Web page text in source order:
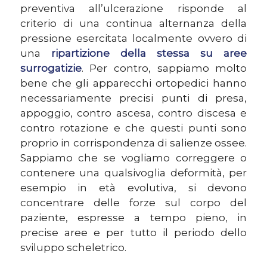
preventiva all’ulcerazione risponde al
criterio di una continua alternanza della
pressione esercitata localmente ovvero di
una ripartizione della stessa su aree
surrogatizie. Per contro, sappiamo molto
bene che gli apparecchi ortopedici hanno
necessariamente precisi punti di presa,
appoggio, contro ascesa, contro discesa e
contro rotazione e che questi punti sono
proprio in corrispondenza di salienze ossee.
Sappiamo che se vogliamo correggere o
contenere una qualsivoglia deformità, per
esempio in età evolutiva, si devono
concentrare delle forze sul corpo del
paziente, espresse a tempo pieno, in
precise aree e per tutto il periodo dello
sviluppo scheletrico.